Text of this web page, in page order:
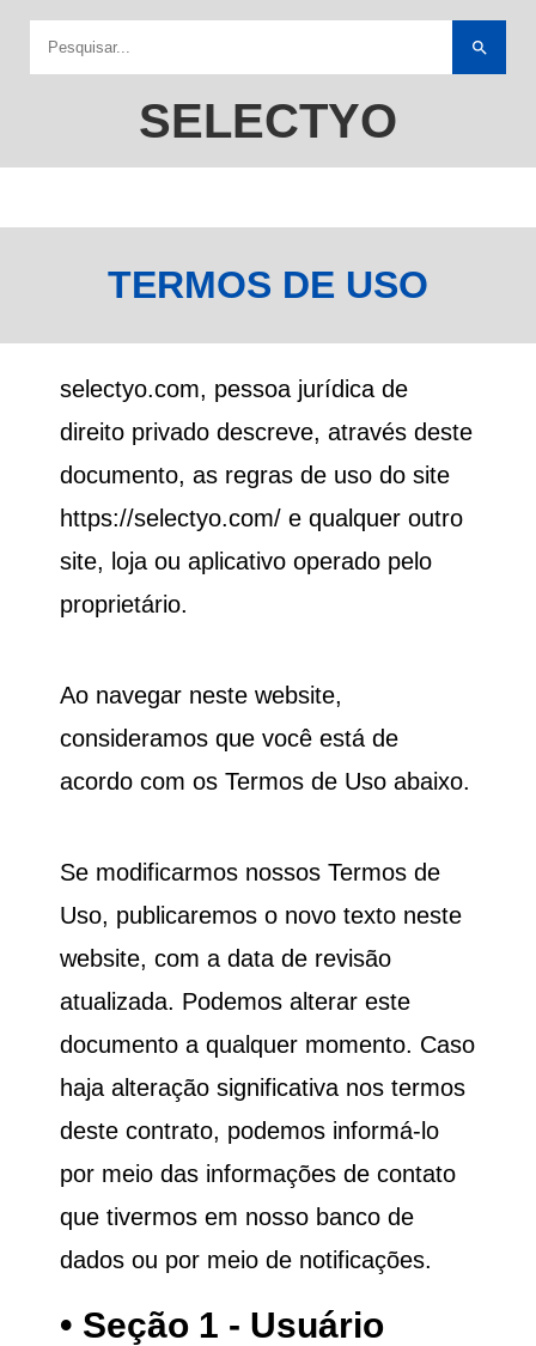
search
SELECTYO
TERMOS DE USO
selectyo.com, pessoa jurídica de
direito privado descreve, através deste
documento, as regras de uso do site
https://selectyo.com/ e qualquer outro
site, loja ou aplicativo operado pelo
proprietário.
Ao navegar neste website,
consideramos que você está de
acordo com os Termos de Uso abaixo.
Se modificarmos nossos Termos de
Uso, publicaremos o novo texto neste
website, com a data de revisão
atualizada. Podemos alterar este
documento a qualquer momento. Caso
haja alteração significativa nos termos
deste contrato, podemos informá-lo
por meio das informações de contato
que tivermos em nosso banco de
dados ou por meio de notificações.
• Seção 1 - Usuário